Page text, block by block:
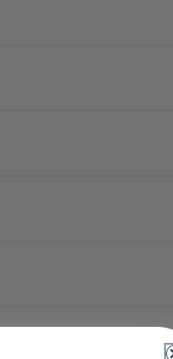
en altitude. Installée à
puis transformés en